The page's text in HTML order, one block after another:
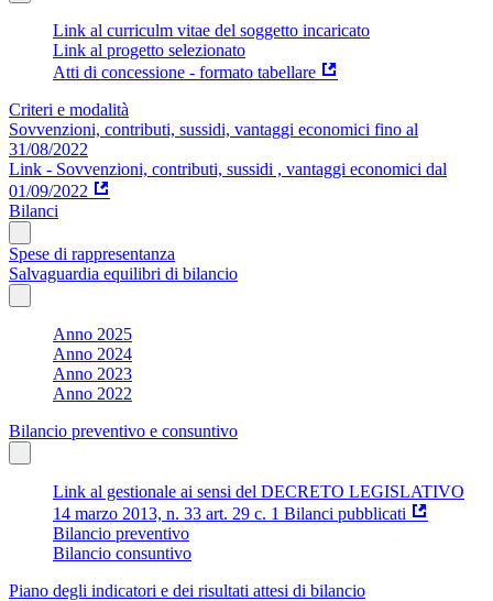
Link al curriculm vitae del soggetto incaricato
Link al progetto selezionato
Atti di concessione - formato tabellare
Criteri e modalità
Sovvenzioni, contributi, sussidi, vantaggi economici fino al
31/08/2022
Link - Sovvenzioni, contributi, sussidi , vantaggi economici dal
01/09/2022
Bilanci
Spese di rappresentanza
Salvaguardia equilibri di bilancio
Anno 2025
Anno 2024
Anno 2023
Anno 2022
Bilancio preventivo e consuntivo
Link al gestionale ai sensi del DECRETO LEGISLATIVO
14 marzo 2013, n. 33 art. 29 c. 1 Bilanci pubblicati
Bilancio preventivo
Bilancio consuntivo
Piano degli indicatori e dei risultati attesi di bilancio